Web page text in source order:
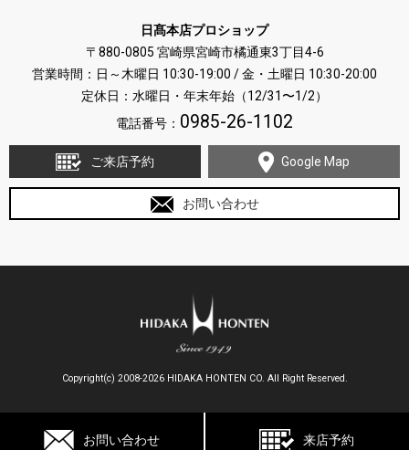
お問い合わせ 来店予約
日髙本店プロショップ
〒880-0805 宮崎県宮崎市橘通東3丁目4-6
営業時間：日～木曜日 10:30-19:00 / 金・土曜日 10:30-20:00
定休日：水曜日・年末年始（12/31〜1/2）
電話番号： 0985-26-1102
ご来店予約 Google Map
お問い合わせ
Copyright(c) 2008-2026 HIDAKA HONTEN CO. All Right Reserved.